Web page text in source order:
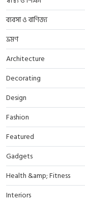
ব্যবসা ও বাণিজ্য
ভ্রমণ
Architecture
Decorating
Design
Fashion
Featured
Gadgets
Health &amp; Fitness
Interiors